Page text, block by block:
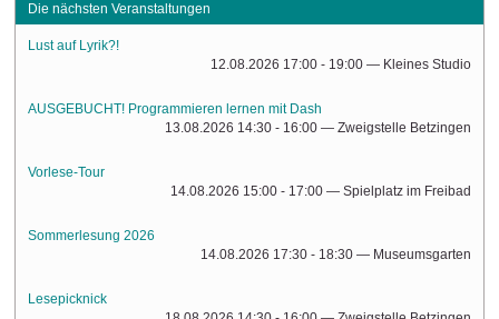
Die nächsten Veranstaltungen
Lust auf Lyrik?!
12.08.2026 17:00 - 19:00 — Kleines Studio
AUSGEBUCHT! Programmieren lernen mit Dash
13.08.2026 14:30 - 16:00 — Zweigstelle Betzingen
Vorlese-Tour
14.08.2026 15:00 - 17:00 — Spielplatz im Freibad
Sommerlesung 2026
14.08.2026 17:30 - 18:30 — Museumsgarten
Lesepicknick